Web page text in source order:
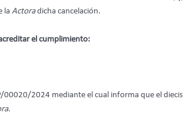
la Actoradicha cancelación.
el cumplimiento:
00020/2024 mediante el cual informa que el
.